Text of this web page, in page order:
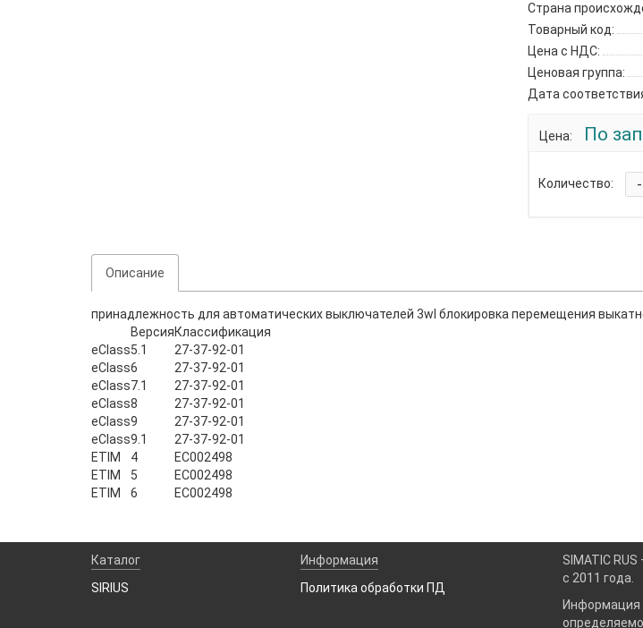
Страна
Товарный код:
Цена с НДС:
Ценовая группа:
Дата
Цена: По
Количество: -
Описание
принадлежность для автоматических выключателей 3wl блокировка перемещения
ВерсияКлассификация
eClass5.1
27-37-92-01
eClass6
27-37-92-01
eClass7.1
27-37-92-01
eClass8
27-37-92-01
eClass9
27-37-92-01
eClass9.1
27-37-92-01
ETIM
4
EC002498
ETIM
5
EC002498
ETIM
6 EC002498
Каталог
SIRIUS
Информация
Политика обработки ПД
SIMATIC
с 2011 года.
Информация